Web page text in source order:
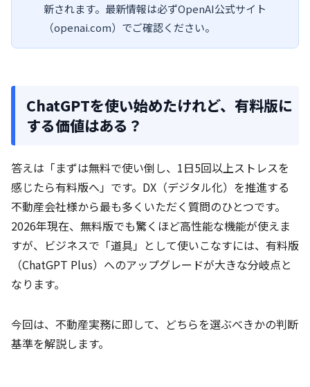
新されます。最新情報は必ずOpenAI公式サイト
（openai.com）でご確認ください。
ChatGPTを使い始めたけれど、有料版に
する価値はある？
答えは「まずは無料で使い倒し、1日5回以上ストレスを
感じたら有料版へ」です。DX（デジタル化）を推進する
不動産会社様から最も多くいただく質問のひとつです。
2026年現在、無料版でも驚くほど高性能な機能が使えま
すが、ビジネスで「道具」として使いこなすには、有料版
（ChatGPT Plus）へのアップグレードが大きな分岐点と
なります。
今回は、不動産実務に即して、どちらを選ぶべきかの判断
基準を解説します。